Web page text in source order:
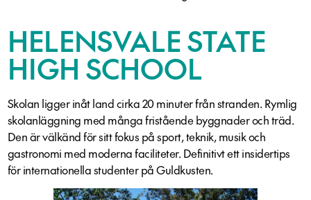
Program
Planera
ditt
utbyte
Bli
värdfamilj
HELENSVALE STATE
HIGH SCHOOL
Skolan ligger inåt land cirka 20 minuter från stranden. Rymlig
skolanläggning med många fristående byggnader och träd.
Den är välkänd för sitt fokus på sport, teknik, musik och
gastronomi med moderna faciliteter. Definitivt ett insidertips
för internationella studenter på Guldkusten.